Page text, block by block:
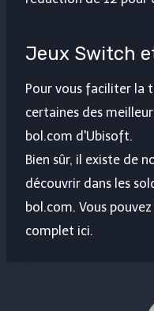
Jeux Switch
Pour vous faciliter la
certaines des
bol.com d'Ubisoft.
Bien sûr, il existe de
découvrir dans les
bol.com. Vous
complet ici.